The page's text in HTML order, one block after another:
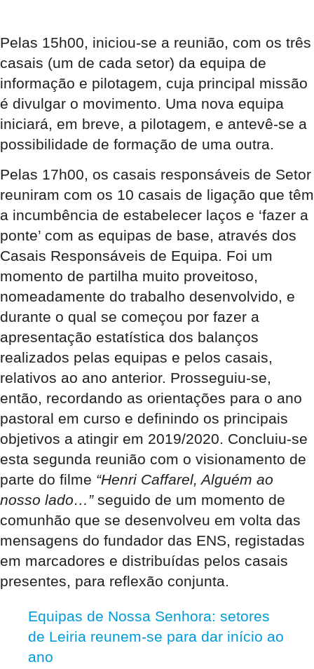
Pelas 15h00, iniciou-se a reunião, com os três
casais (um de cada setor) da equipa de
informação e pilotagem, cuja principal missão
é divulgar o movimento. Uma nova equipa
iniciará, em breve, a pilotagem, e antevê-se a
possibilidade de formação de uma outra.
Pelas 17h00, os casais responsáveis de Setor
reuniram com os 10 casais de ligação que têm
a incumbência de estabelecer laços e ‘fazer a
ponte’ com as equipas de base, através dos
Casais Responsáveis de Equipa. Foi um
momento de partilha muito proveitoso,
nomeadamente do trabalho desenvolvido, e
durante o qual se começou por fazer a
apresentação estatística dos balanços
realizados pelas equipas e pelos casais,
relativos ao ano anterior. Prosseguiu-se,
então, recordando as orientações para o ano
pastoral em curso e definindo os principais
objetivos a atingir em 2019/2020. Concluiu-se
esta segunda reunião com o visionamento de
parte do filme “Henri Caffarel, Alguém ao
nosso lado…”seguido de um momento de
comunhão que se desenvolveu em volta das
mensagens do fundador das ENS, registadas
em marcadores e distribuídas pelos casais
presentes, para reflexão conjunta.
Equipas de Nossa Senhora: setores
de Leiria reunem-se para dar início ao
ano